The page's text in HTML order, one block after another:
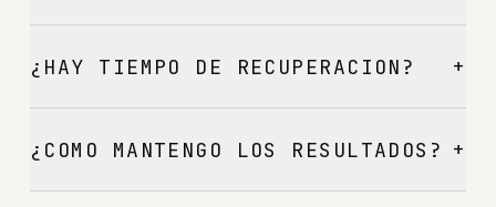
¿HAY TIEMPO DE RECUPERACION? +
¿COMO MANTENGO LOS RESULTADOS? +